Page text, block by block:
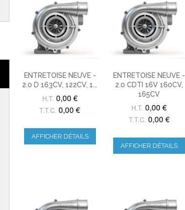
ENTRETOISE NEUVE -
2.0 D 163CV, 122CV, 1...
H.T. 0,00 €
T.T.C. 0,00 €
AFFICHER DÉTAILS
ENTRETOISE NEUVE -
2.0 CDTI 16V 160CV,
165CV
H.T. 0,00 €
T.T.C. 0,00 €
AFFICHER DÉTAILS